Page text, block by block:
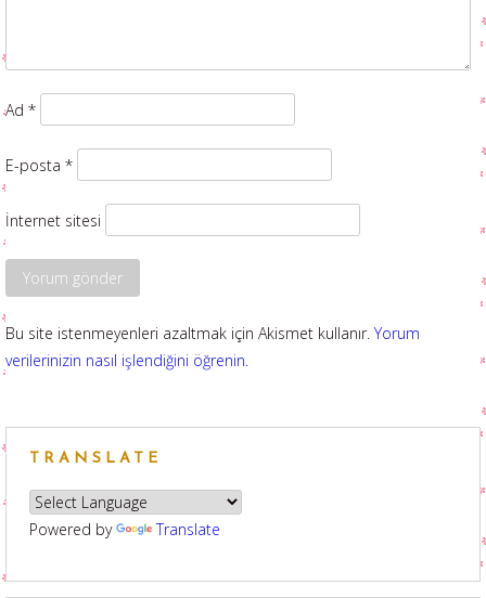
Ad *
E-posta *
İnternet sitesi
Bu site istenmeyenleri azaltmak için Akismet kullanır. Yorum
verilerinizin nasıl işlendiğini öğrenin.
TRANSLATE
Powered by Translate